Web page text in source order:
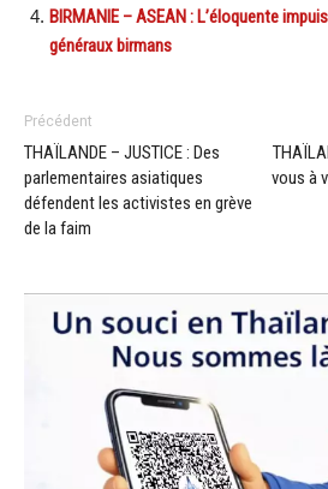
BIRMANIE – ASEAN : L’éloquente
généraux birmans
Précédent
THAÏLANDE – JUSTICE : Des
parlementaires asiatiques
défendent les activistes en grève
de la faim
vous à